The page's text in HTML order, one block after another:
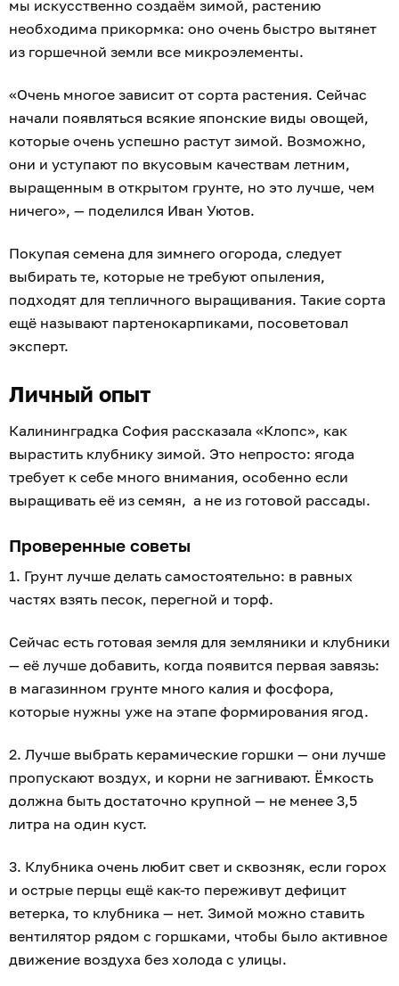
мы искусственно создаём зимой, растению
необходима прикормка: оно очень быстро вытянет
из горшечной земли все микроэлементы.
«Очень многое зависит от сорта растения. Сейчас
начали появляться всякие японские виды овощей,
которые очень успешно растут зимой. Возможно,
они и уступают по вкусовым качествам летним,
выращенным в открытом грунте, но это лучше, чем
ничего», — поделился Иван Уютов.
Покупая семена для зимнего огорода, следует
выбирать те, которые не требуют опыления,
подходят для тепличного выращивания. Такие сорта
ещё называют партенокарпиками, посоветовал
эксперт.
Личный опыт
Калининградка София рассказала «Клопс», как
вырастить клубнику зимой. Это непросто: ягода
требует к себе много внимания, особенно если
выращивать её из семян, а не из готовой рассады.
Проверенные советы
1. Грунт лучше делать самостоятельно: в равных
частях взять песок, перегной и торф.
Сейчас есть готовая земля для земляники и клубники
— её лучше добавить, когда появится первая завязь:
в магазинном грунте много калия и фосфора,
которые нужны уже на этапе формирования ягод.
2. Лучше выбрать керамические горшки — они лучше
пропускают воздух, и корни не загнивают. Ёмкость
должна быть достаточно крупной — не менее 3,5
литра на один куст.
3. Клубника очень любит свет и сквозняк, если горох
и острые перцы ещё как-то переживут дефицит
ветерка, то клубника — нет. Зимой можно ставить
вентилятор рядом с горшками, чтобы было активное
движение воздуха без холода с улицы.